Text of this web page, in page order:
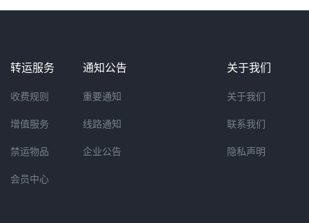
转运服务
收费规则
增值服务
禁运物品
会员中心
通知公告
重要通知
线路通知
企业公告
关于我们
关于我们
联系我们
隐私声明